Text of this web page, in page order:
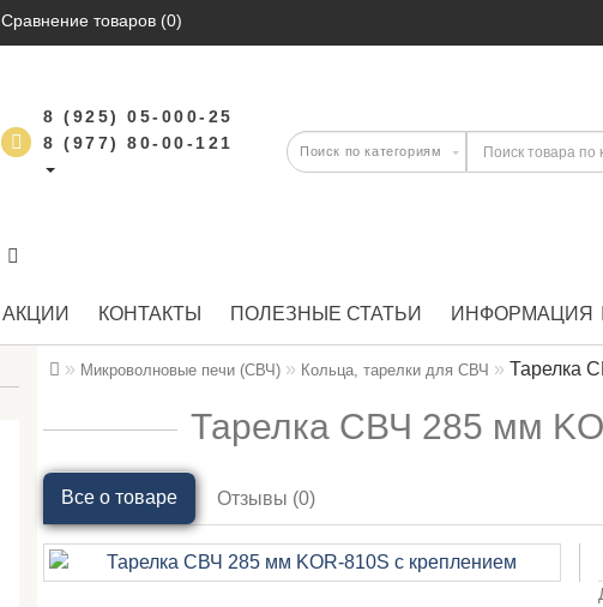
Сравнение товаров (0)
8 (925) 05-000-25
8 (977) 80-00-121
АКЦИИ КОНТАКТЫ ПОЛЕЗНЫЕ СТАТЬИ ИНФОРМАЦИЯ
Микроволновые печи (СВЧ) Кольца, тарелки для СВЧ Тарелка
Тарелка СВЧ 285 мм
Все о товаре Отзывы (0)